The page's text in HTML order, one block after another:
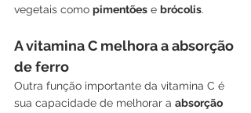
vegetais como pimentões e brócolis.
A vitamina C melhora a absorção
de ferro
Outra função importante da vitamina C é
sua capacidade de melhorar a absorção